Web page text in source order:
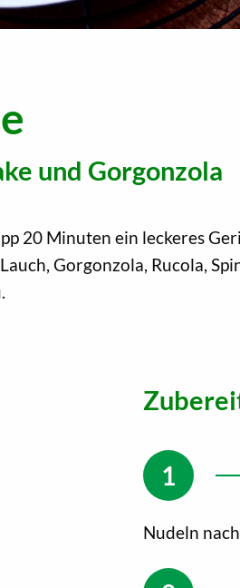
und Gorgonzola
20 Minuten ein leckeres
Gorgonzola, Rucola,
Nudeln